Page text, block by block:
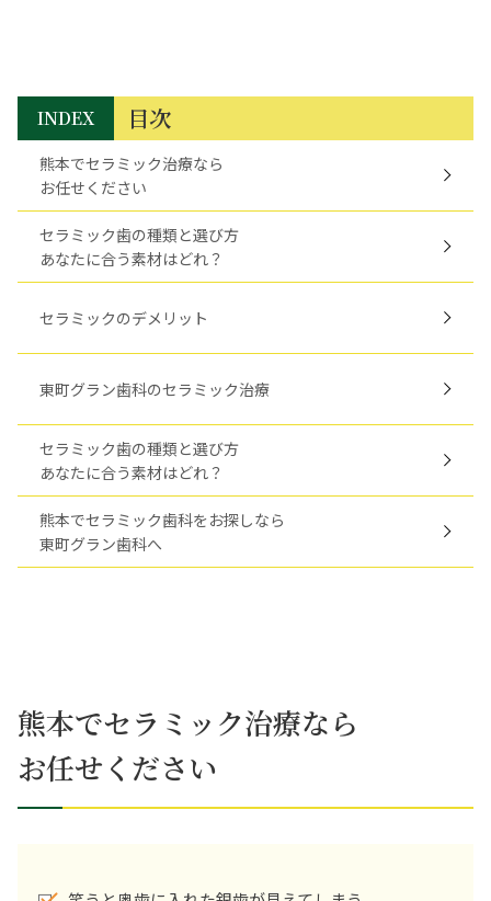
INDEX 目次
熊本でセラミック治療なら
お任せください
セラミック歯の種類と選び方
あなたに合う素材はどれ？
セラミックのデメリット
東町グラン歯科のセラミック治療
セラミック歯の種類と選び方
あなたに合う素材はどれ？
熊本でセラミック歯科をお探しなら
東町グラン歯科へ
熊本でセラミック治療なら
お任せください